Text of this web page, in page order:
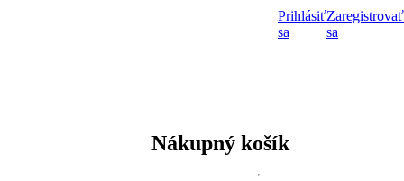
Prihlásiť
sa
Zaregistrovať
sa
Nákupný košík